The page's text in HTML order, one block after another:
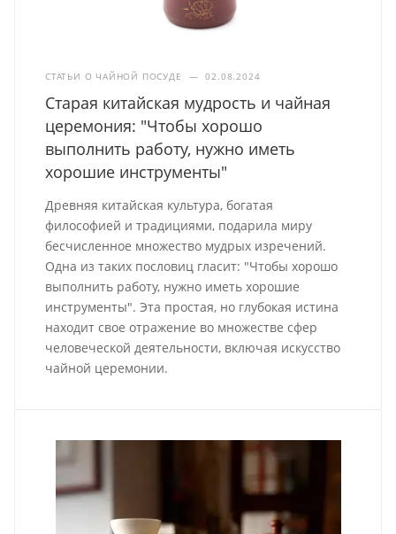
СТАТЬИ О ЧАЙНОЙ ПОСУДЕ — 02.08.2024
Старая китайская мудрость и чайная
церемония: "Чтобы хорошо
выполнить работу, нужно иметь
хорошие инструменты"
Древняя китайская культура, богатая
философией и традициями, подарила миру
бесчисленное множество мудрых изречений.
Одна из таких пословиц гласит: "Чтобы хорошо
выполнить работу, нужно иметь хорошие
инструменты". Эта простая, но глубокая истина
находит свое отражение во множестве сфер
человеческой деятельности, включая искусство
чайной церемонии.